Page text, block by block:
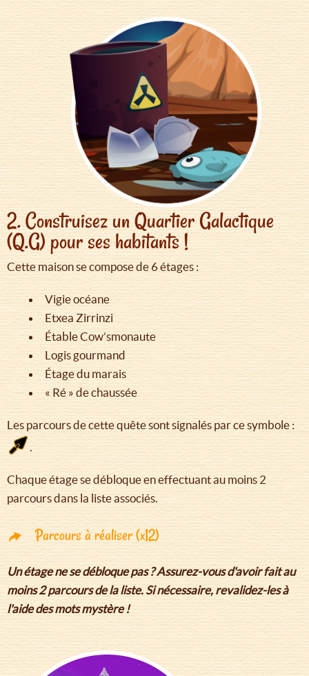
2. Construisez un Quartier Galactique
(Q.G) pour ses habitants !
Cette maison se compose de 6 étages :
Vigie océane
Etxea Zirrinzi
Étable Cow’smonaute
Logis gourmand
Étage du marais
« Ré » de chaussée
Les parcours de cette quête sont signalés par ce symbole :
.
Chaque étage se débloque en effectuant au moins 2
parcours dans la liste associés.
Parcours à réaliser (x12)
Un étage ne se débloque pas ? Assurez-vous d'avoir fait au
moins 2 parcours de la liste. Si nécessaire, revalidez-les à
l'aide des mots mystère !